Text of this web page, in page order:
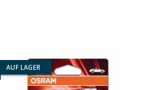
AUF LAGER